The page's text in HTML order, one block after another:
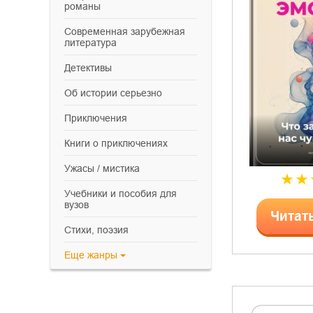
романы
современная зарубежная
литература
детективы
об истории серьезно
приключения
книги о приключениях
ужасы / мистика
учебники и пособия для
вузов
cтихи, поэзия
Еще жанры